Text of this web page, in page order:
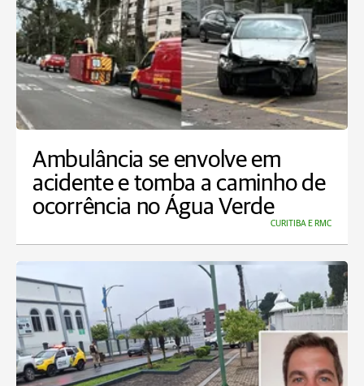
Ambulância se envolve em
acidente e tomba a caminho de
ocorrência no Água Verde
CURITIBA E RMC